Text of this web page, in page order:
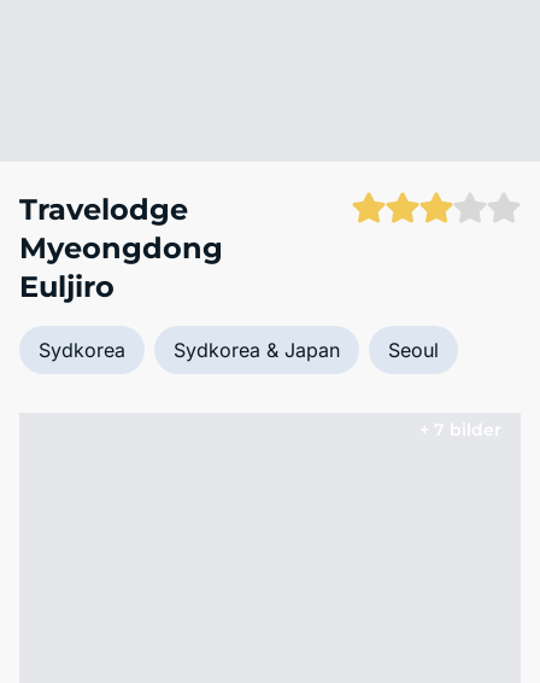
Travelodge
Myeongdong
Euljiro
Sydkorea Sydkorea & Japan Seoul
+ 7 bilder